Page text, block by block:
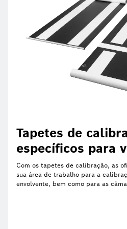
Tapetes de
específicos para
Com os tapetes de calibração, as
sua área de trabalho para a
envolvente, bem como para as